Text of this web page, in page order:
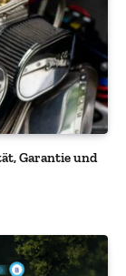
Garantie und